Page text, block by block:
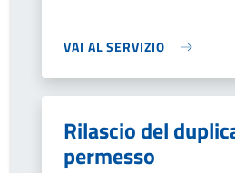
VAI AL SERVIZIO
Rilascio del
permesso